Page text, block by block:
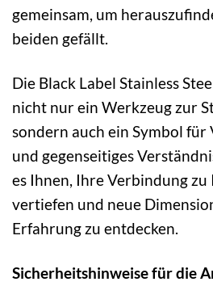
gemeinsam, um
beiden gefällt.
Die Black Label Stainless
nicht nur ein Werkzeug zur
sondern auch ein Symbol
und gegenseitiges
es Ihnen, Ihre Verbindung
vertiefen und neue
Erfahrung zu entdecken.
Sicherheitshinweise für die